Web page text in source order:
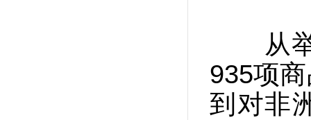
从举
935项
到对非